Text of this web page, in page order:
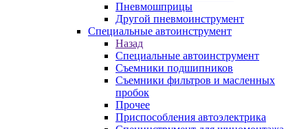
Пневмошприцы
Другой пневмоинструмент
Специальные автоинструмент
Назад
Специальные автоинструмент
Съемники подшипников
Съемники фильтров и масленных
пробок
Прочее
Приспособления автоэлектрика